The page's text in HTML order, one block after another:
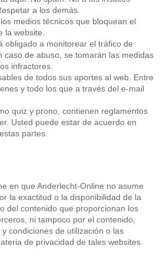
a los demás.
medios técnicos que bloquean el
la website.
obligado a monitorear el tráfico de
caso de abuso, se tomarán las medidas
infractores.
de todos sus aportes al web. Entre
y todo los que a través del e-mail
quiz y prono, contienen reglamentos
Usted puede estar de acuerdo en
partes.
en que Anderlecht-Online no asume
la exactitud o la disponibilidad de la
del contenido que proporcionan los
ni tampoco por el contenido,
condiciones de utilización o las
de privacidad de tales websites.